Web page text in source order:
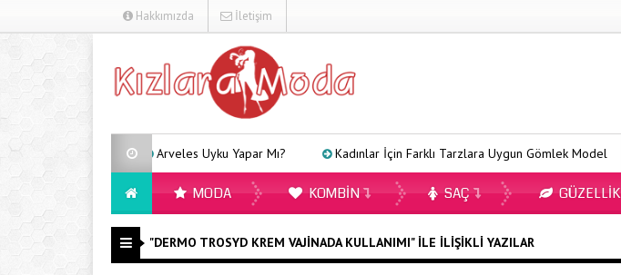
Hakkımızda İletişim
Arveles Uyku Yapar Mı? Kadınlar İçin Farklı Tarzlara Uygun Gömlek Modelleri
MODA KOMBIN SAÇ GÜZELLIK
"DERMO TROSYD KREM VAJINADA KULLANIMI" ILE İLIŞIKLI YAZILAR